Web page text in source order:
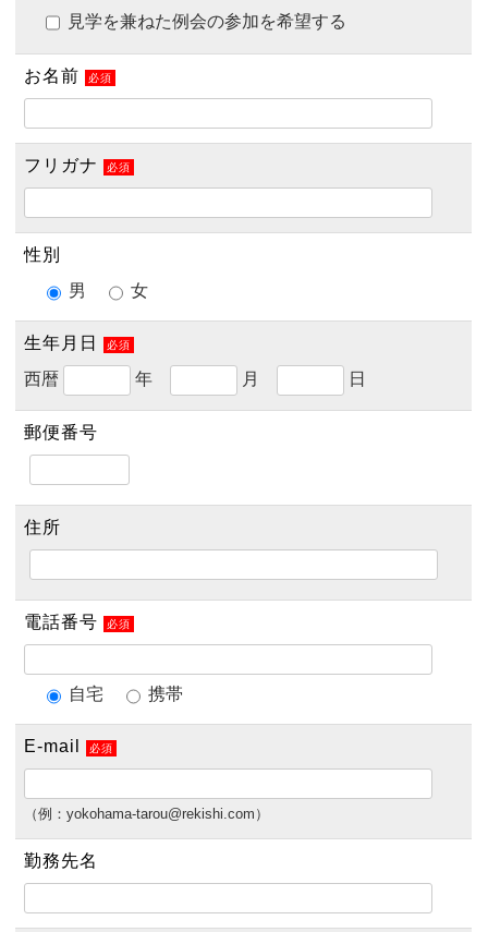
見学を兼ねた例会の参加を希望する
お名前 必須
フリガナ 必須
性別
男
女
生年月日 必須
西暦 年 月 日
郵便番号
住所
電話番号 必須
自宅 携帯
E-mail 必須
（例：yokohama-tarou@rekishi.com）
勤務先名